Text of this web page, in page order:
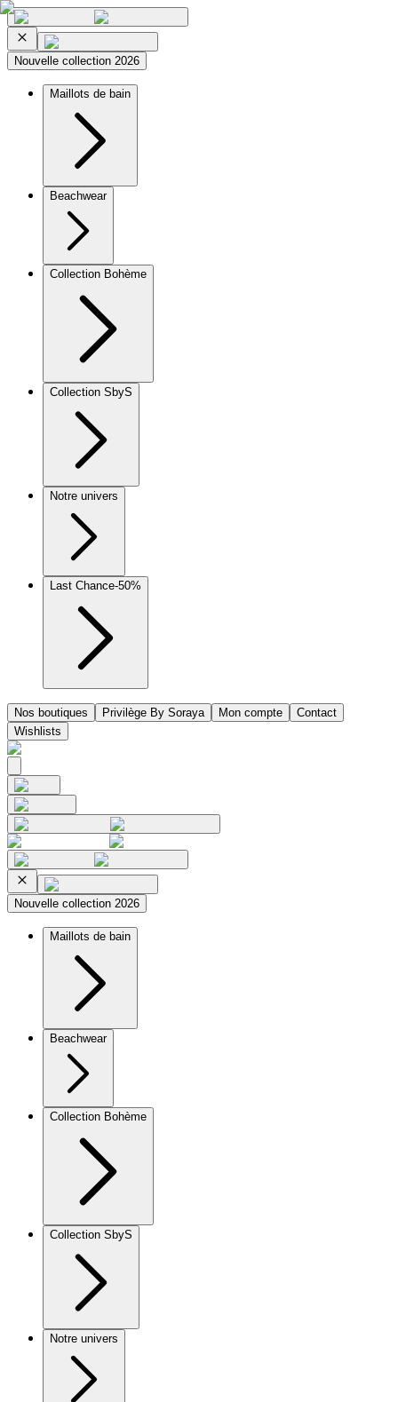
Nouvelle collection 2026
Maillots de bain
Beachwear
Collection Bohème
Collection SbyS
Notre univers
Last Chance-50%
Nos boutiques Privilège By Soraya Mon compte
Contact
Wishlists
Nouvelle collection 2026
Maillots de bain
Beachwear
Collection Bohème
Collection SbyS
Notre univers